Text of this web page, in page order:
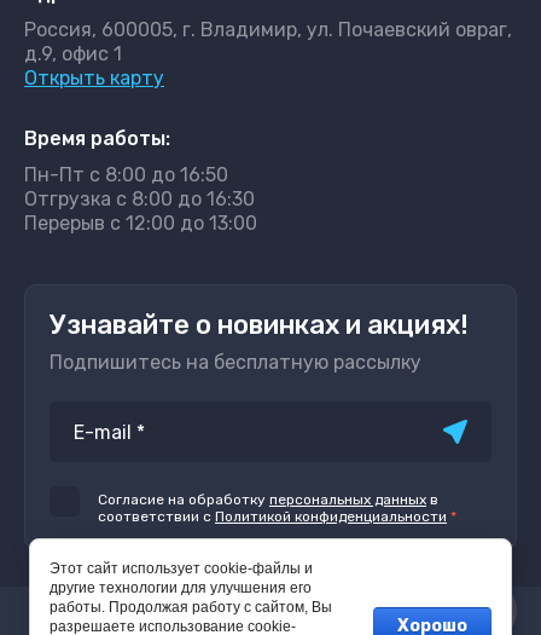
Россия, 600005, г. Владимир, ул. Почаевский овраг,
д.9, офис 1
Открыть карту
Время работы:
Пн-Пт с 8:00 до 16:50
Отгрузка с 8:00 до 16:30
Перерыв с 12:00 до 13:00
Узнавайте о новинках и акциях!
Подпишитесь на бесплатную рассылку
Согласие на обработку персональных данных в
соответствии с Политикой конфиденциальности *
© 2022 - 2026
Этот сайт использует cookie-файлы и
другие технологии для улучшения его
работы. Продолжая работу с сайтом, Вы
разрешаете использование cookie-
Хорошо